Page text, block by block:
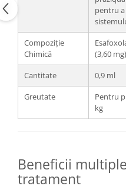
pentru
Compoziție
Chimică
(3,60
Cantitate
0,9 ml
Greutate
Pentru
kg
Beneficii
tratament